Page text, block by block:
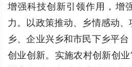
增强科技创新引领作用，增
力。以政策推动、乡情感动
乡、企业兴乡和市民下乡平
创业创新。实施农村创新创